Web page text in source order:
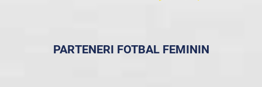
PARTENERI FOTBAL FEMININ